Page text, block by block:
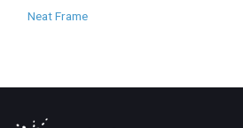
Neat Frame